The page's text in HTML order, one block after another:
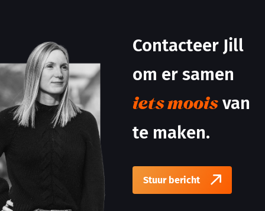
Contacteer Jill
om er samen
iets moois van
te maken.
Stuur bericht